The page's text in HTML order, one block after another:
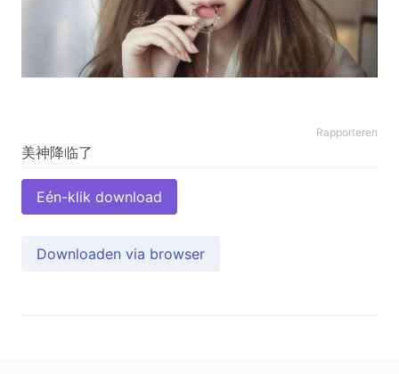
Rapporteren
Eén-klik download
Downloaden via browser